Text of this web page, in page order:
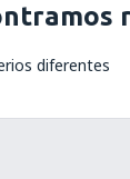
diferentes